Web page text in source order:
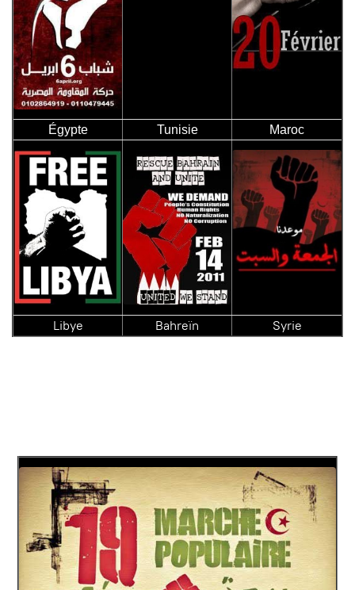
Égypte Tunisie Maroc
Libye Bahreïn Syrie